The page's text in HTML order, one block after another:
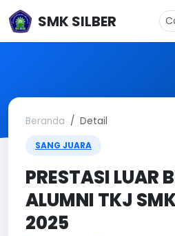
SMK SILBER
Beranda Detail
SANG JUARA
PRESTASI LUAR
ALUMNI TKJ
2025